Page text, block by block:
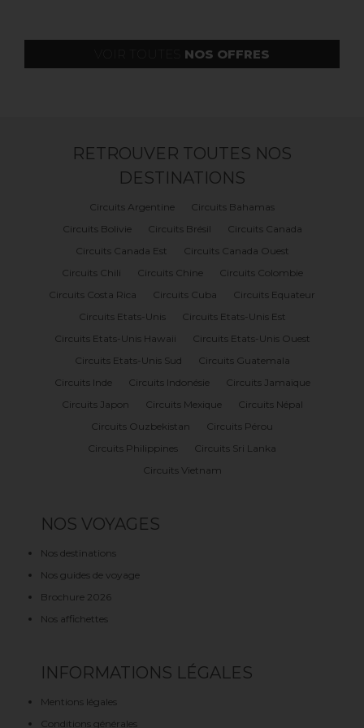
NOS OFFRES
RETROUVER TOUTES NOS
DESTINATIONS
Circuits Argentine
Circuits Bahamas
Circuits Bolivie
Circuits Brésil
Circuits Canada
Circuits Canada Est
Circuits Canada Ouest
Circuits Chili
Circuits Chine
Circuits Colombie
Circuits Costa Rica
Circuits Cuba
Circuits Equateur
Circuits Etats-Unis
Circuits Etats-Unis Est
Circuits Etats-Unis Hawaii
Circuits Etats-Unis Ouest
Circuits Etats-Unis Sud
Circuits Guatemala
Circuits Inde
Circuits Indonésie
Circuits Jamaïque
Circuits Japon
Circuits Mexique
Circuits Népal
Circuits Ouzbekistan
Circuits Pérou
Circuits Philippines
Circuits Sri Lanka
Circuits Vietnam
NOS VOYAGES
Nos destinations
Nos guides de voyage
Brochure 2026
Nos affichettes
INFORMATIONS LÉGALES
Mentions légales
Conditions générales